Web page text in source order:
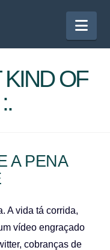
KIND OF
A PENA
A vida tá corrida,
vídeo engraçado
cobranças de